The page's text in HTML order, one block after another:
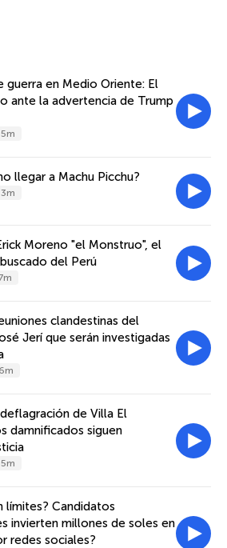
guerra en Medio Oriente: El
ante la advertencia de Trump
5m
llegar a Machu Picchu?
3m
Moreno "el Monstruo", el
del Perú
clandestinas del
Jerí que serán investigadas
6m
de Villa El
damnificados siguen
5m
límites? Candidatos
invierten millones de soles en
redes sociales?